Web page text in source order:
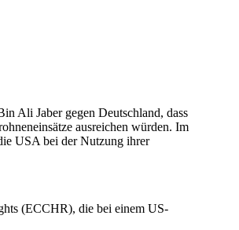
Ali Jaber gegen Deutschland, dass
ausreichen würden. Im
USA bei der Nutzung ihrer
(ECCHR), die bei einem US-